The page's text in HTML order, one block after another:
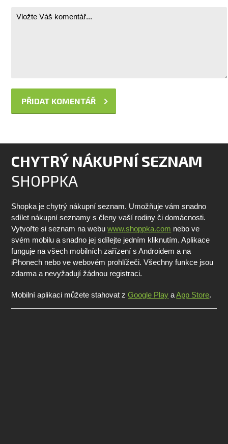
CHYTRÝ NÁKUPNÍ SEZNAM
SHOPPKA
Shopka je chytrý nákupní seznam. Umožňuje vám snadno
sdílet nákupní seznamy s členy vaší rodiny či domácnosti.
Vytvořte si seznam na webuwww.shoppka.com nebo ve
svém mobilu a snadno jej sdílejte jedním kliknutím. Aplikace
funguje na všech mobilních zařízení s Androidem a na
iPhonech nebo ve webovém prohlížeči. Všechny funkce jsou
zdarma a nevyžadují žádnou registraci.
Mobilní aplikaci můžete stahovat zGoogle Play aApp Store.